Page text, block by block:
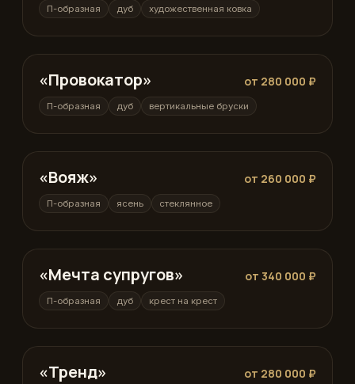
П-образная дуб художественная ковка
П-образная
«Провокатор» от 280 000 ₽
П-образная дуб вертикальные бруски
П-образная
«Вояж» от 260 000 ₽
П-образная ясень стеклянное
П-образная
«Мечта супругов» от 340 000 ₽
П-образная дуб крест на крест
П-образная
«Тренд» от 280 000 ₽